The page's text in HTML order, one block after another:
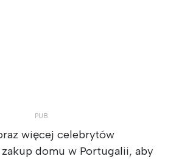
więcej celebrytów
domu w Portugalii, aby